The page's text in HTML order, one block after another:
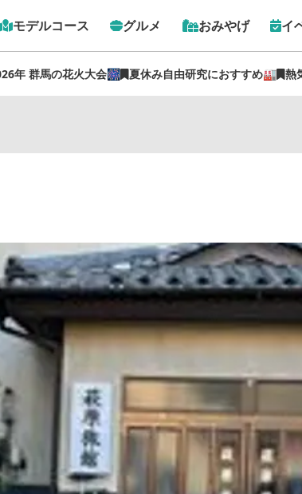
モデルコース グルメ おみやげ イ
年 群馬の花火大会🎆 夏休み自由研究におすすめ🏭 熱